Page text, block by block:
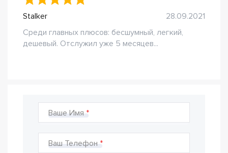
Stalker
28.09.2021
Среди главных плюсов: бесшумный, легкий,
дешевый. Отслужил уже 5 месяцев...
Ваше Имя
Ваш Телефон